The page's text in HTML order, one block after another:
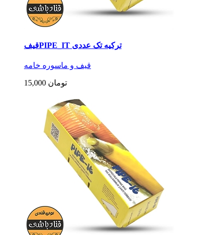
قیفPIPE_IT ترکیه تک عددی
قیف و ماسوره خامه
15,000 تومان